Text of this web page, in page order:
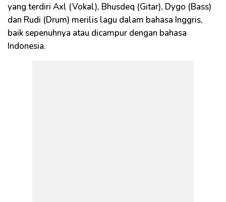
yang terdiri Axl (Vokal), Bhusdeq (Gitar), Dygo (Bass)
dan Rudi (Drum) merilis lagu dalam bahasa Inggris,
baik sepenuhnya atau dicampur dengan bahasa
Indonesia.